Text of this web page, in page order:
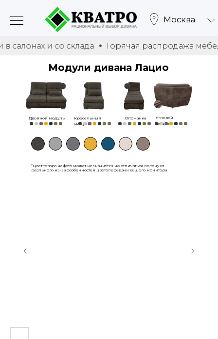
Москва
и со склада Горячая распродажа мебели в
Модули дивана Лацио
Двойной модуль
Кресельный
модуль
Оттоманка
Угловой
модуль
*Цвет товара на фото может незначительно отличаться по тону от
реального из-за особенностей цветопередачи вашего монитора